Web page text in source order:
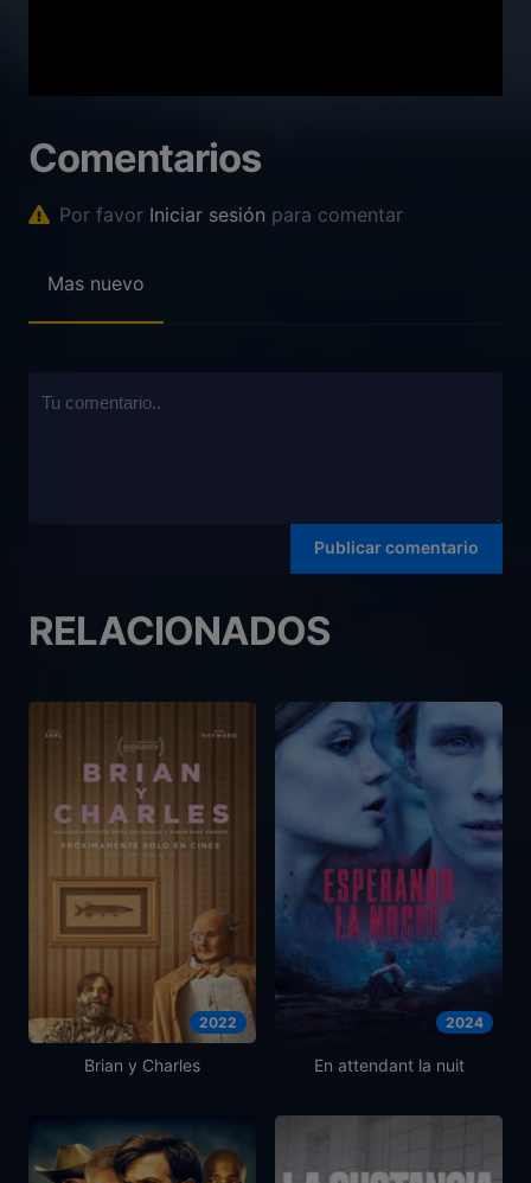
Comentarios
Por favor Iniciar sesión para comentar
Mas nuevo
RELACIONADOS
2022
Brian y Charles
2024
En attendant la nuit